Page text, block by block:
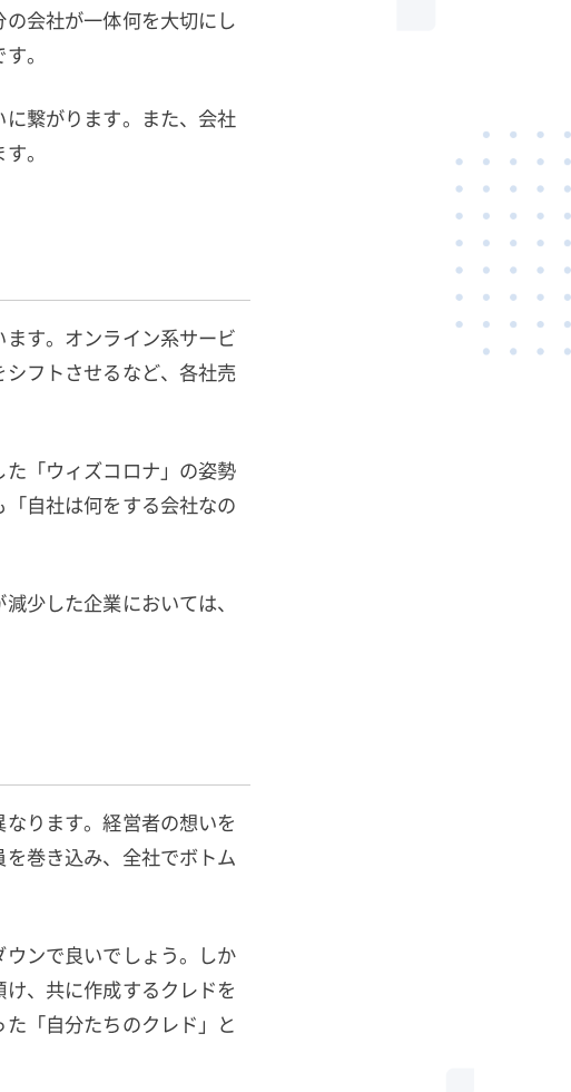
会社が一体何を大切にし
。
繋がります。また、会社
。
す。オンライン系サービ
フトさせるなど、各社売
「ウィズコロナ」の姿勢
自社は何をする会社なの
少した企業においては、
ります。経営者の想いを
巻き込み、全社でボトム
ンで良いでしょう。しか
、共に作成するクレドを
「自分たちのクレド」と